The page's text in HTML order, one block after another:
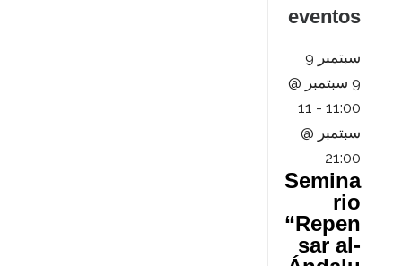
eventos
سبتمبر 9
9 سبتمبر @
11:00
-
11
سبتمبر @
21:00
Semina
rio
“Repen
sar al-